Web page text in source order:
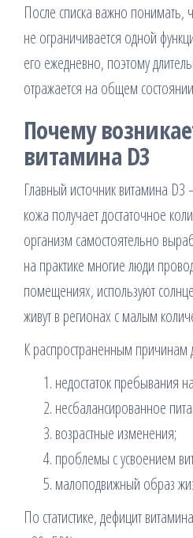
После списка важно понимать,
не ограничивается одной
его ежедневно, поэтому
отражается на общем
Почему
витамина D3
Главный источник витамина
кожа получает достаточное
организм самостоятельно
на практике многие люди
помещениях, используют
живут в регионах с малым
К распространенным причинам
недостаток пребывания
несбалансированное
возрастные изменения;
проблемы с усвоением
малоподвижный образ
По статистике, дефицит